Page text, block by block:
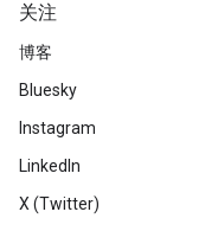
关注
博客
Bluesky
Instagram
LinkedIn
X (Twitter)